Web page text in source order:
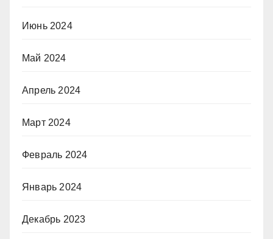
Июнь 2024
Май 2024
Апрель 2024
Март 2024
Февраль 2024
Январь 2024
Декабрь 2023